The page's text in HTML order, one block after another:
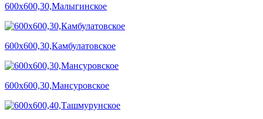
600х600,30,Малыгинское
600х600,30,Камбулатовское
600х600,30,Мансуровское